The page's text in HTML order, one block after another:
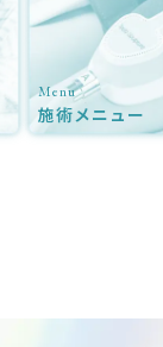
Menu
施術メニュー